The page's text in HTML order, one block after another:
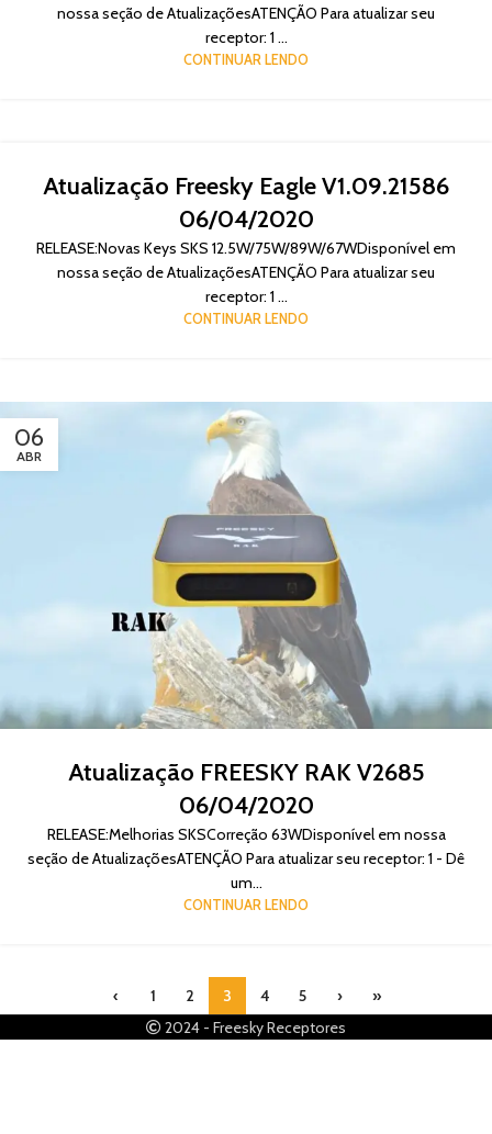
nossa seção de AtualizaçõesATENÇÃO Para atualizar seu
receptor: 1 ...
CONTINUAR LENDO
Atualização Freesky Eagle V1.09.21586
06/04/2020
RELEASE:Novas Keys SKS 12.5W/75W/89W/67WDisponível em
nossa seção de AtualizaçõesATENÇÃO Para atualizar seu
receptor: 1 ...
CONTINUAR LENDO
06
ABR
Atualização FREESKY RAK V2685
06/04/2020
RELEASE:Melhorias SKSCorreção 63WDisponível em nossa
seção de AtualizaçõesATENÇÃO Para atualizar seu receptor: 1 - Dê
um...
CONTINUAR LENDO
‹ 1 2 3 4 5 ›
»
2024 - Freesky Receptores